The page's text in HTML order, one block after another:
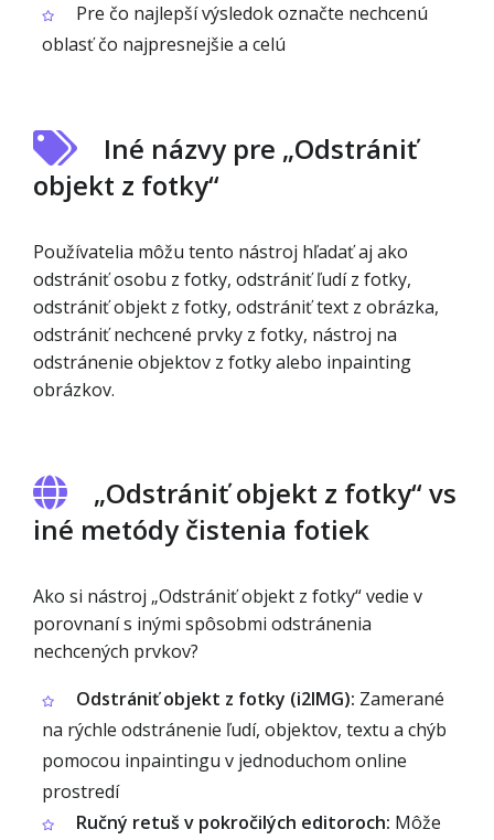
Pre čo najlepší výsledok označte nechcenú
oblasť čo najpresnejšie a celú
Iné názvy pre „Odstrániť
objekt z fotky“
Používatelia môžu tento nástroj hľadať aj ako
odstrániť osobu z fotky, odstrániť ľudí z fotky,
odstrániť objekt z fotky, odstrániť text z obrázka,
odstrániť nechcené prvky z fotky, nástroj na
odstránenie objektov z fotky alebo inpainting
obrázkov.
„Odstrániť objekt z fotky“ vs
iné metódy čistenia fotiek
Ako si nástroj „Odstrániť objekt z fotky“ vedie v
porovnaní s inými spôsobmi odstránenia
nechcených prvkov?
Odstrániť objekt z fotky (i2IMG): Zamerané
na rýchle odstránenie ľudí, objektov, textu a chýb
pomocou inpaintingu v jednoduchom online
prostredí
Ručný retuš v pokročilých editoroch: Môže